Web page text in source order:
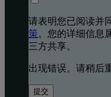
请表明您已阅读并
策。您的详细信息
三方共享。
出现错误。请稍后
提交